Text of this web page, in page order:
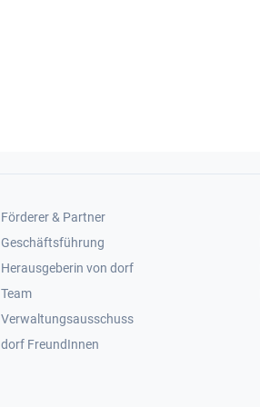
Footer 2
Förderer & Partner
Geschäftsführung
Herausgeberin von dorf
Team
Verwaltungsausschuss
dorf FreundInnen